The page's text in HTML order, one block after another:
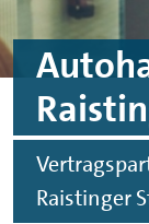
Raistinger